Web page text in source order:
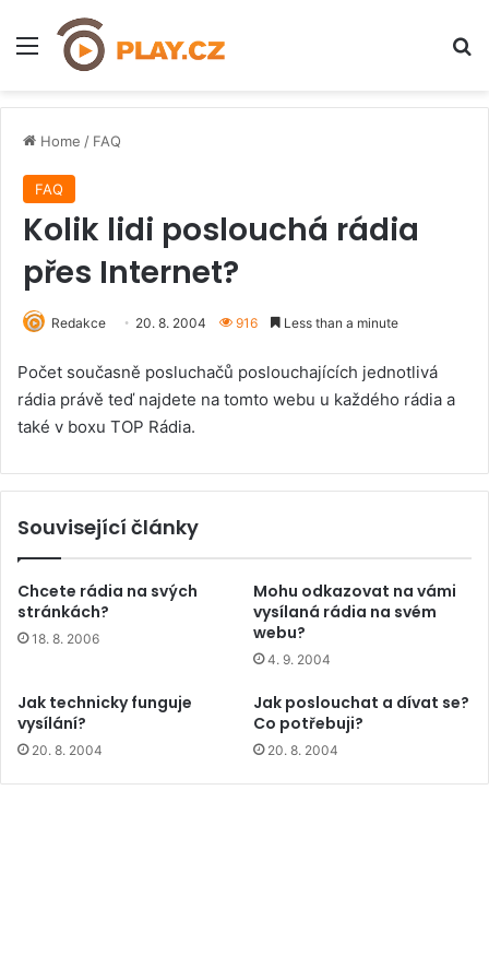
Menu
Home / FAQ
FAQ
Kolik lidi poslouchá rádia
přes Internet?
Redakce 20. 8. 2004 916 Less than a minute
Počet současně posluchačů poslouchajících jednotlivá
rádia právě teď najdete na tomto webu u každého rádia a
také v boxu TOP Rádia.
Související články
Chcete rádia na svých
stránkách?
18. 8. 2006
Mohu odkazovat na vámi
vysílaná rádia na svém
webu?
4. 9. 2004
Jak technicky funguje
vysílání?
20. 8. 2004
Jak poslouchat a dívat se?
Co potřebuji?
20. 8. 2004